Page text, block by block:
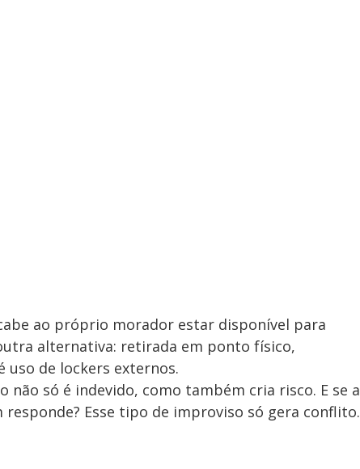
ao próprio morador estar disponível para
alternativa: retirada em ponto físico,
de lockers externos.
não só é indevido, como também cria risco. E se a
responde? Esse tipo de improviso só gera conflito.